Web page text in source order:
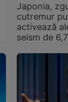
Japonia,
cutremur
activează
seism de 6,7